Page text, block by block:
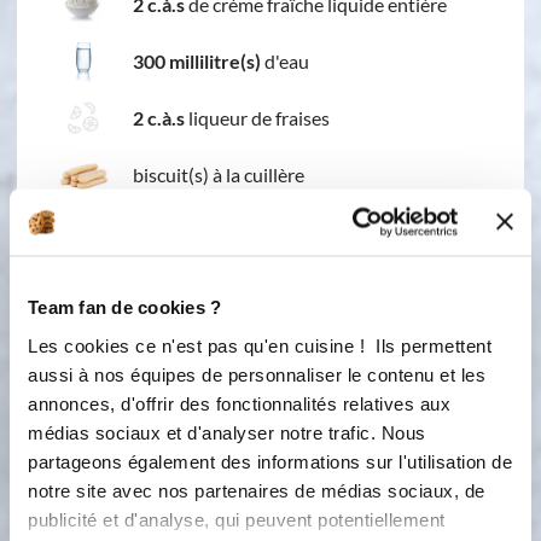
Team fan de cookies ?
Les cookies ce n'est pas qu'en cuisine ! Ils permettent
aussi à nos équipes de personnaliser le contenu et les
annonces, d'offrir des fonctionnalités relatives aux
médias sociaux et d'analyser notre trafic. Nous
partageons également des informations sur l'utilisation de
notre site avec nos partenaires de médias sociaux, de
publicité et d'analyse, qui peuvent potentiellement
300 millilitre(s) d'eau
2 c.à.s liqueur de fraises
biscuit(s) à la cuillère
1 étape